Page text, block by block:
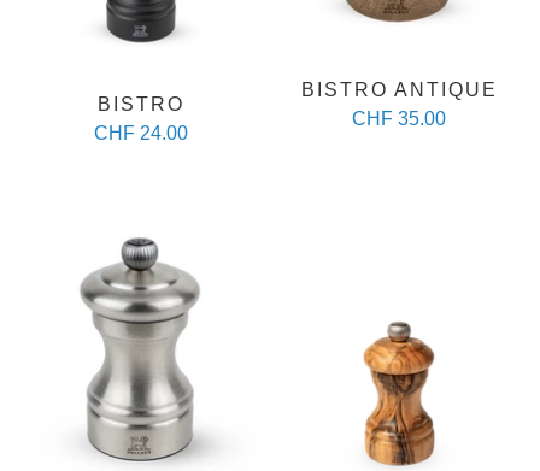
BISTRO
CHF 24.00
BISTRO ANTIQUE
CHF 35.00